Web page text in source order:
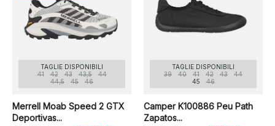
TAGLIE DISPONIBILI
41
42 43 43,5
44
44,5
45 46
Merrell Moab Speed 2 GTX
Deportivas...
TAGLIE DISPONIBILI
39
40 41 42 43
44
45
46
Camper K100886 Peu Path
Zapatos...